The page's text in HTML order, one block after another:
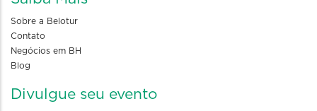
Sobre a Belotur
Contato
Negócios em BH
Blog
Divulgue seu evento